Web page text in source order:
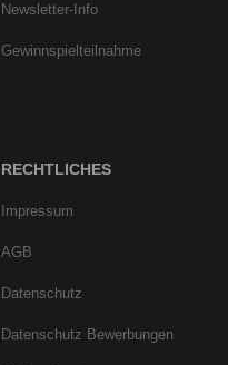
Newsletter-Info
Gewinnspielteilnahme
RECHTLICHES
Impressum
AGB
Datenschutz
Datenschutz Bewerbungen